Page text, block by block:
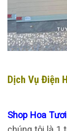
Dịch Vụ Điện
Shop Hoa